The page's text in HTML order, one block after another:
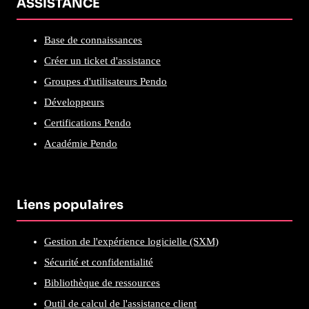
ASSISTANCE
Base de connaissances
Créer un ticket d'assistance
Groupes d'utilisateurs Pendo
Développeurs
Certifications Pendo
Académie Pendo
Liens populaires
Gestion de l'expérience logicielle (SXM)
Sécurité et confidentialité
Bibliothèque de ressources
Outil de calcul de l'assistance client